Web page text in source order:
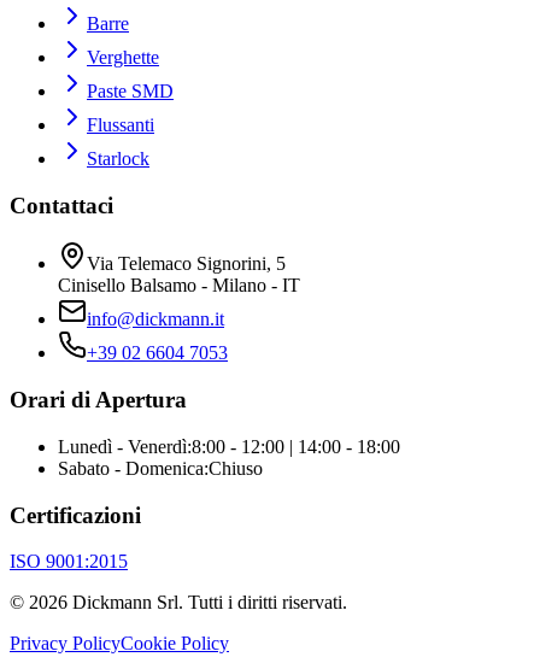
Barre
Verghette
Paste SMD
Flussanti
Starlock
Contattaci
Via Telemaco Signorini, 5
Cinisello Balsamo - Milano - IT
info@dickmann.it
+39 02 6604 7053
Orari di Apertura
Lunedì - Venerdì:8:00 - 12:00 | 14:00 - 18:00
Sabato - Domenica:Chiuso
Certificazioni
ISO 9001:2015
© 2026 Dickmann Srl. Tutti i diritti riservati.
Privacy PolicyCookie Policy